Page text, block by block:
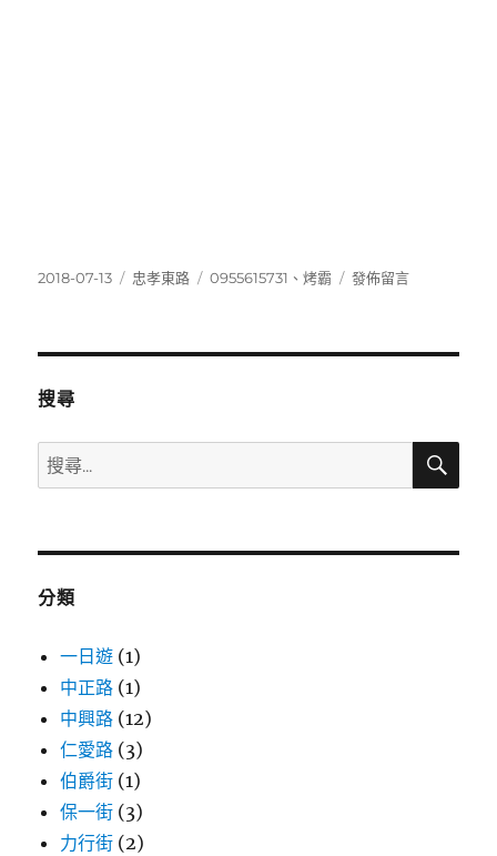
發
2018-07-13
分
忠孝東路
標
0955615731 、烤霸
在
發佈留言
搜尋
搜
尋
鍵
搜
分類
一日遊 (1)
中正路 (1)
中興路 (12)
仁愛路 (3)
伯爵街 (1)
保一街 (3)
力行街 (2)